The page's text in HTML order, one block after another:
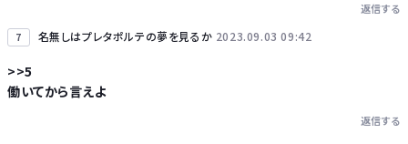
返信する
7 名無しはプレタポルテの夢を見るか 2023.09.03 09:42
>>5
働いてから言えよ
返信する